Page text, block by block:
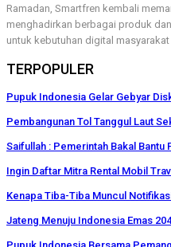
Ramadan, Smartfren kembali
menghadirkan berbagai produk
untuk kebutuhan digital
TERPOPULER
Pupuk Indonesia Gelar Gebyar
Pembangunan Tol Tanggul Laut
Saifullah : Pemerintah Bakal
Ingin Daftar Mitra Rental Mobil
Kenapa Tiba-Tiba Muncul
Jateng Menuju Indonesia Emas